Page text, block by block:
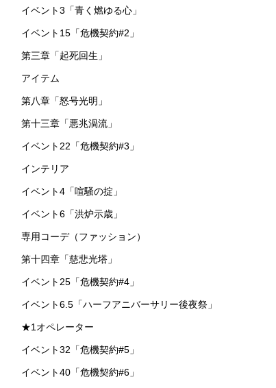
イベント3「青く燃ゆる心」
イベント15「危機契約#2」
第三章「起死回生」
アイテム
第八章「怒号光明」
第十三章「悪兆渦流」
イベント22「危機契約#3」
インテリア
イベント4「喧騒の掟」
イベント6「洪炉示歳」
専用コーデ（ファッション）
第十四章「慈悲光塔」
イベント25「危機契約#4」
イベント6.5「ハーフアニバーサリー後夜祭」
★1オペレーター
イベント32「危機契約#5」
イベント40「危機契約#6」